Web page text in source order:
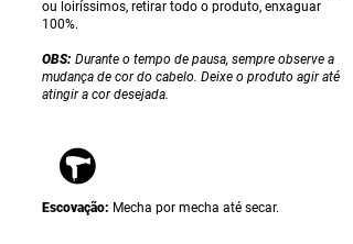
ou loiríssimos, retirar todo o produto, enxaguar
100%.
OBS: Durante o tempo de pausa, sempre observe a
mudança de cor do cabelo. Deixe o produto agir até
atingir a cor desejada.
Escovação: Mecha por mecha até secar.